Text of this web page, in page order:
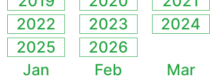
2022
2023
2024
2025
2026
Jan
Feb
Mar